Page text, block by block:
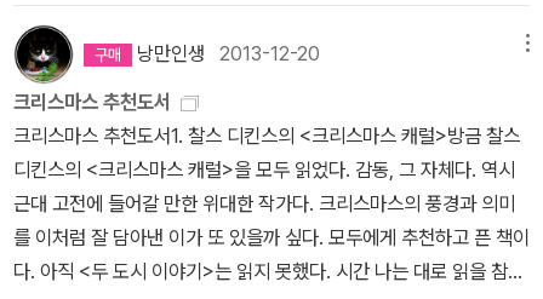
4년 10월 행복한 크리스마스 가랜드웅진주니어 편집부 지음 /
웅진주니어 / 2014년 11월 크리스마스카드와 틴박스 (틴박스 + 크
리스마스카드 20장 + 봉투 20장 + 꾸미기 스티커 89개)캔디스 왓
모어 그림 / 웅진주니어 / 2014년 10월 행복한 크리스마스 장식캐
럴라인 조핸슨 그림, 해나 아메드 디자인 / 웅진주니어 / 2013년 11
월 우리 아이가 어렸을 적에 정말 좋아한 책. 입체북이라서 더 좋았
고 크리스마스 시즌엔 매일같이 함께 보았던 그 책도 페이퍼에 담아
보았다. 우체부 아저씨와 비밀 편지자넷 앨버그 그림, 앨런 앨버그
한 크리스마스 장식2. 산타의 크리스마스 스티커북3. 크리스마스 만
다라4. 크리스마스 스티커북5. 스티커인형 옷 입히기, 크리스마스편
1. 랄랄라 크리스마스 캐럴2. 크리스마스 캐럴3. 스마트폰 사운
드 북 ; 크리스마스 캐럴4. 한글과 영어가 하나로 캐럴 사운드북 -- 크
리스마스가 되면 시내에서 장식된 크리스마스 트리를 본다거나, 교회
나 성당의 모습도 텔레비전으로 보긴 하지만, 집에서 크리스마스라고
장식을 해 본 적은 없었어요. 연말에 반짝이는 장식과 크리스마스 캐
럴이 들리는 곳을 지나다보면, 아 올해도 얼마 남지 않았네, 하는 마음
도 들곤 했습니다. 사람들이 많이 지나는 곳에서 구세군 모금하는 것
낭만인생 2013-12-20
크리스마스 추천도서
크리스마스 추천도서1. 찰스 디킨스의 <크리스마스 캐럴>방금 찰스
디킨스의 <크리스마스 캐럴>을 모두 읽었다. 감동, 그 자체다. 역시
근대 고전에 들어갈 만한 위대한 작가다. 크리스마스의 풍경과 의미
를 이처럼 잘 담아낸 이가 또 있을까 싶다. 모두에게 추천하고 픈 책이
다. 아직 <두 도시 이야기>는 읽지 못했다. 시간 나는 대로 읽을 참이